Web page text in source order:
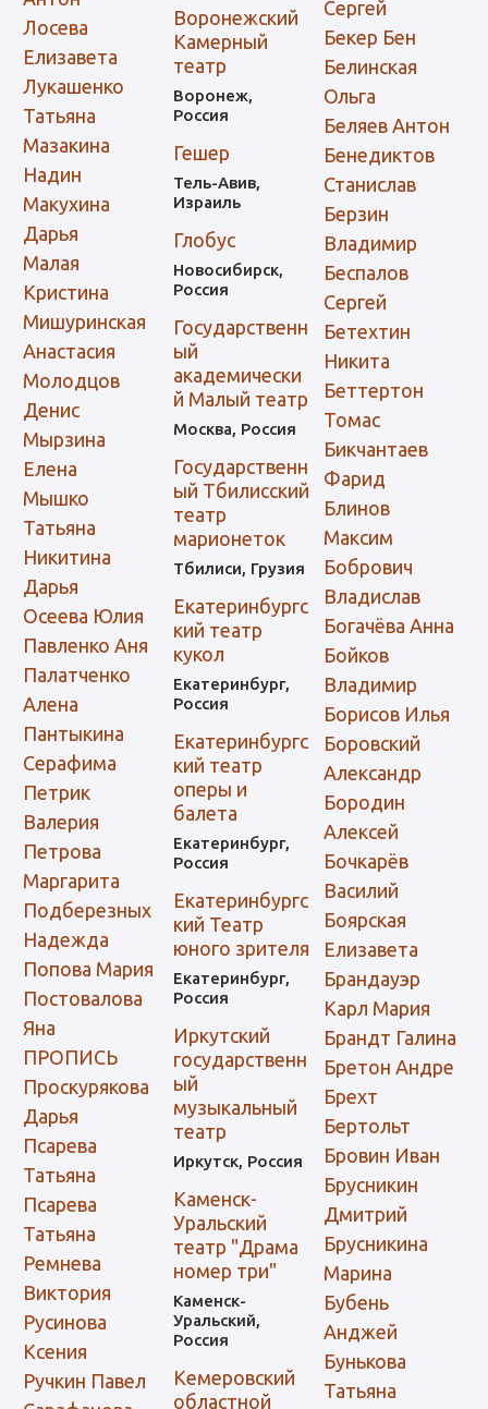
Лосева
Елизавета
Лукашенко
Татьяна
Мазакина
Надин
Макухина
Дарья
Малая
Кристина
Мишуринская
Анастасия
Молодцов
Денис
Мырзина
Елена
Мышко
Татьяна
Никитина
Дарья
Осеева Юлия
Павленко Аня
Палатченко
Алена
Пантыкина
Серафима
Петрик
Валерия
Петрова
Маргарита
Подберезных
Надежда
Попова Мария
Постовалова
Яна
ПРОПИСЬ
Проскурякова
Дарья
Псарева
Татьяна
Псарева
Татьяна
Ремнева
Виктория
Русинова
Ксения
Ручкин Павел
Воронежский
Камерный
театр
Воронеж,
Россия
Гешер
Тель-Авив,
Израиль
Глобус
Новосибирск,
Россия
Государственн
ый
академически
й Малый театр
Москва, Россия
Государственн
ый Тбилисский
театр
марионеток
Тбилиси, Грузия
Екатеринбургс
кий театр
кукол
Екатеринбург,
Россия
Екатеринбургс
кий театр
оперы и
балета
Екатеринбург,
Россия
Екатеринбургс
кий Театр
юного зрителя
Екатеринбург,
Россия
Иркутский
государственн
ый
музыкальный
театр
Иркутск, Россия
Каменск-
Уральский
театр "Драма
номер три"
Каменск-
Уральский,
Россия
Кемеровский
областной
Сергей
Бекер Бен
Белинская
Ольга
Беляев Антон
Бенедиктов
Станислав
Берзин
Владимир
Беспалов
Сергей
Бетехтин
Никита
Беттертон
Томас
Бикчантаев
Фарид
Блинов
Максим
Бобрович
Владислав
Богачёва Анна
Бойков
Владимир
Борисов Илья
Боровский
Александр
Бородин
Алексей
Бочкарёв
Василий
Боярская
Елизавета
Брандауэр
Карл Мария
Брандт Галина
Бретон Андре
Брехт
Бертольт
Бровин Иван
Брусникин
Дмитрий
Брусникина
Марина
Бубень
Анджей
Бунькова
Татьяна